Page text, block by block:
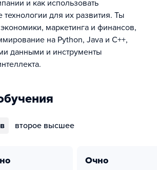
и как использовать
для их развития. Ты
маркетинга и финансов,
на Python, Java и C++,
данными и инструменты
второе высшее
очно